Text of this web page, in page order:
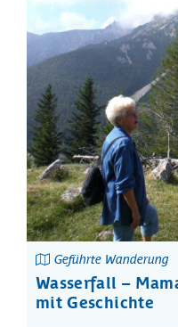
Geführte Wanderung
Wasserfall –
mit Geschichte